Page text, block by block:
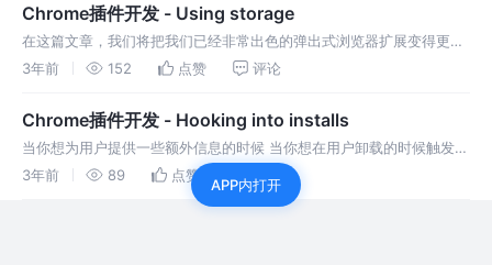
Chrome插件开发 - Using storage
在这篇文章，我们将把我们已经非常出色的弹出式浏览器扩展变得更加
个性化。 为了维护用户选择的内容，我们将利用 chrome 的存储能
3年前 152 点赞 评论
Chrome插件开发 - Hooking into installs
当你想为用户提供一些额外信息的时候 当你想在用户卸载的时候触发某
个操作 当你希望在更新的时候重定向到更改日志 扩展 hooks 将非常有
必要 在浏览器扩展中捕获onInstall操作 打开public
3年前 89 点赞 评论
APP内打开